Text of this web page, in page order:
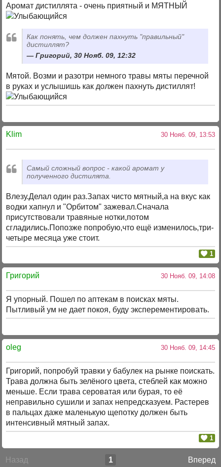
Аромат дистиллята - очень приятный и МЯТНЫЙ
Как понять, чем должен пахнуть "правильный"
дистиллят?
Григорий, 30 Нояб. 09, 12:32
Мятой. Возми и разотри немного травы мяты перечной
в руках и услышишь как должен пахнуть дистиллят!
Klim 30 Нояб. 09, 13:53
Самый сложный вопрос - какой аромат у
полученного дистилята.
Влезу.Делал один раз.Запах чисто мятный,а на вкус как
водки хапнул и "Орбитом" зажевал.Сначала
присутствовали травяные нотки,потом
сгладились.Попозже попробую,что ещё изменилось,три-
четыре месяца уже стоит.
1
Григорий 30 Нояб. 09, 14:08
Я упорный. Пошел по аптекам в поисках мяты.
Пытливый ум не дает покоя, буду эксперементировать.
oleg 30 Нояб. 09, 14:45
Григорий, попробуй травки у бабулек на рынке поискать.
Трава должна быть зелёного цвета, стеблей как можно
меньше. Если трава сероватая или бурая, то её
неправильно сушили и запах непредсказуем. Растерев
в пальцах даже маленькую щепотку должен быть
интенсивный мятный запах.
1
Назад Вперед
1